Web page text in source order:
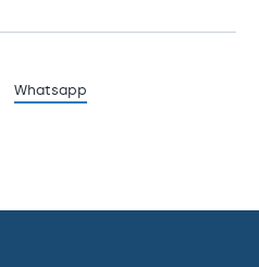
Whatsapp